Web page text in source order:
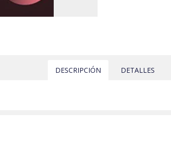
DESCRIPCIÓN DETALLES